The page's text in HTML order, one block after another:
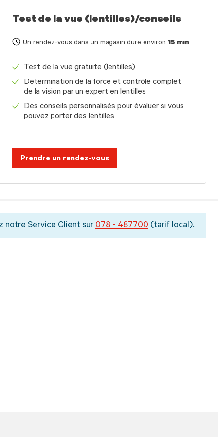
Test de la vue (lentilles)/conseils
Un rendez-vous dans un magasin dure environ 15 min
Test de la vue gratuite (lentilles)
Détermination de la force et contrôle complet
de la vision par un expert en lentilles
Des conseils personnalisés pour évaluer si vous
pouvez porter des lentilles
Prendre un rendez-vous
notre Service Client sur078 - 487700 (tarif local).